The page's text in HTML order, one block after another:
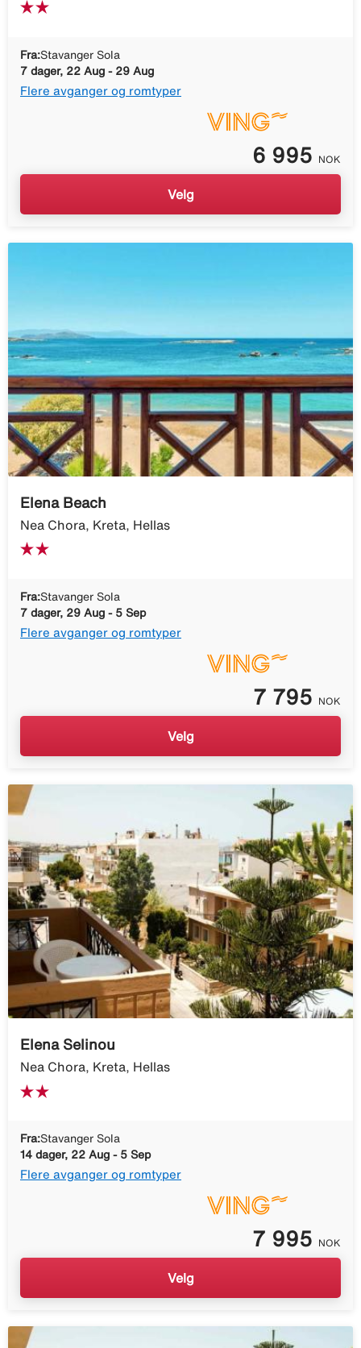
Fra:Stavanger Sola
7 dager, 22 Aug - 29 Aug
Flere avganger og romtyper
6 995 NOK
Velg
Elena Beach
Nea Chora, Kreta, Hellas
Fra:Stavanger Sola
7 dager, 29 Aug - 5 Sep
Flere avganger og romtyper
7 795 NOK
Velg
Elena Selinou
Nea Chora, Kreta, Hellas
Fra:Stavanger Sola
14 dager, 22 Aug - 5 Sep
Flere avganger og romtyper
7 995 NOK
Velg